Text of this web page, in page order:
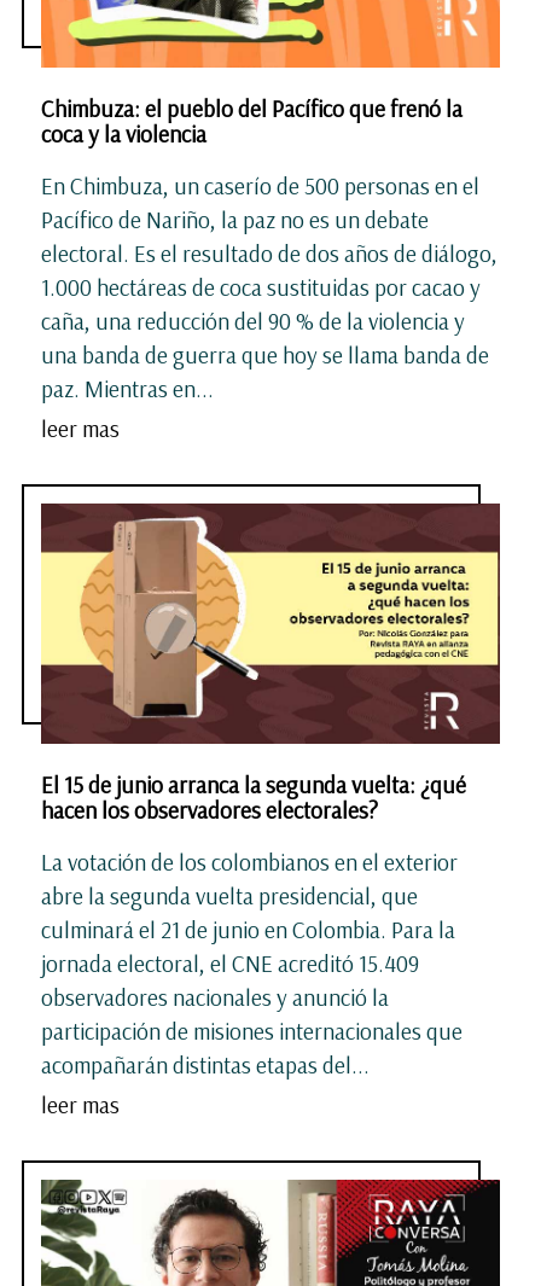
Chimbuza: el pueblo del Pacífico que frenó la
coca y la violencia
En Chimbuza, un caserío de 500 personas en el
Pacífico de Nariño, la paz no es un debate
electoral. Es el resultado de dos años de diálogo,
1.000 hectáreas de coca sustituidas por cacao y
caña, una reducción del 90 % de la violencia y
una banda de guerra que hoy se llama banda de
paz. Mientras en...
leer mas
El 15 de junio arranca la segunda vuelta: ¿qué
hacen los observadores electorales?
La votación de los colombianos en el exterior
abre la segunda vuelta presidencial, que
culminará el 21 de junio en Colombia. Para la
jornada electoral, el CNE acreditó 15.409
observadores nacionales y anunció la
participación de misiones internacionales que
acompañarán distintas etapas del...
leer mas